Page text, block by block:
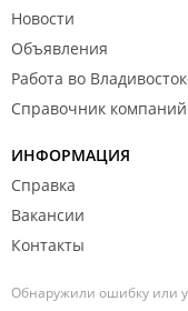
Новости
Объявления
Работа во
Справочник компаний
ИНФОРМАЦИЯ
Справка
Вакансии
Контакты
Обнаружили ошибку или